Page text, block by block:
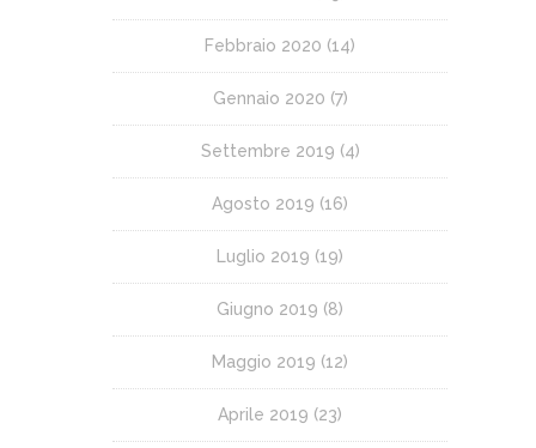
Febbraio 2020 (14)
Gennaio 2020 (7)
Settembre 2019 (4)
Agosto 2019 (16)
Luglio 2019 (19)
Giugno 2019 (8)
Maggio 2019 (12)
Aprile 2019 (23)